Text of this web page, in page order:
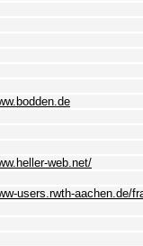
web.net/
users.rwth-aachen.de/